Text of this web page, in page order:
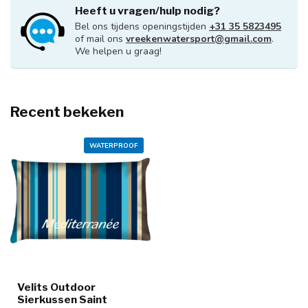
Heeft u vragen/hulp nodig?
Bel ons tijdens openingstijden +31 35 5823495
of mail ons vreekenwatersport@gmail.com.
We helpen u graag!
Recent bekeken
WATERPROOF
Velits Outdoor
Sierkussen Saint